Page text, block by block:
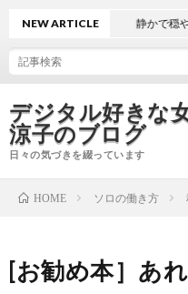
デジタル好きな
涼子のブログ
日々の気づきを綴っています
NEW ARTICLE 静かで穏や
HOME ソロの働き方
[お勧め本］あ